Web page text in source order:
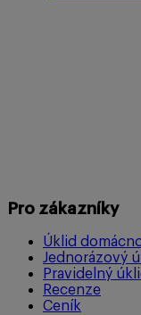
Pro zákazníky
Úklid
Jednorázový
Pravidelný
Recenze
Ceník